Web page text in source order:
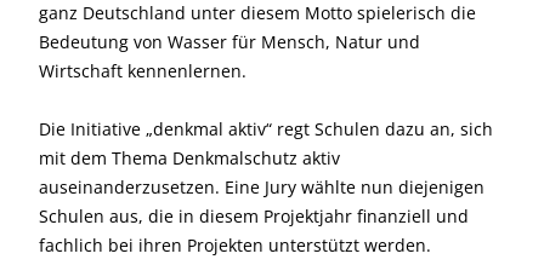
ganz Deutschland unter diesem Motto spielerisch die
Bedeutung von Wasser für Mensch, Natur und
Wirtschaft kennenlernen.
Die Initiative „denkmal aktiv“ regt Schulen dazu an, sich
mit dem Thema Denkmalschutz aktiv
auseinanderzusetzen. Eine Jury wählte nun diejenigen
Schulen aus, die in diesem Projektjahr finanziell und
fachlich bei ihren Projekten unterstützt werden.